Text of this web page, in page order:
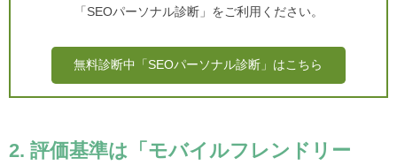
「SEOパーソナル診断」をご利用ください。
無料診断中「SEOパーソナル診断」はこちら
2. 評価基準は「モバイルフレンドリー